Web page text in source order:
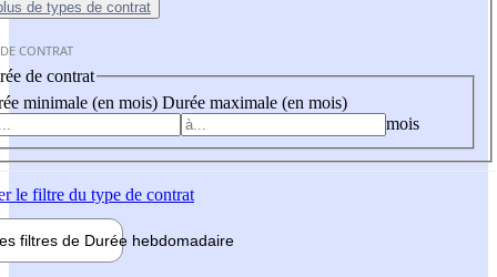
de types de contrat
CONTRAT
de contrat
minimale (en mois) Durée maximale (en mois)
mois
le filtre du type de contrat
filtres de Durée hebdomadaire